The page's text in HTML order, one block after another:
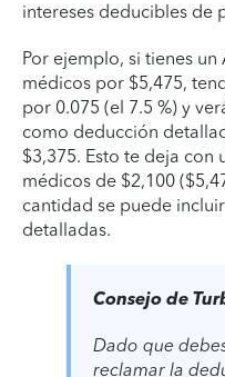
intereses deducibles de
Por ejemplo, si tienes
médicos por $5,475,
por 0.075 (el 7.5 %) y
como deducción
$3,375. Esto te deja con
médicos de $2,100
cantidad se puede
detalladas.
Consejo de
Dado que
reclamar la